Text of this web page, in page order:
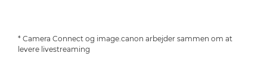
* Camera Connect og image.canon arbejder sammen om at
levere livestreaming